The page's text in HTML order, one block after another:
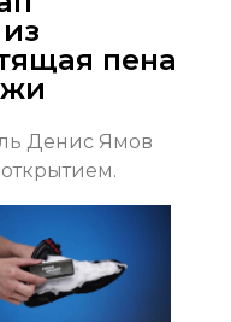
пена
Денис Ямов